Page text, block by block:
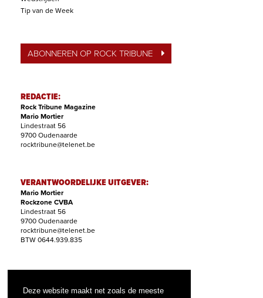
Deze website maakt net zoals de meeste
Tip van de Week
ABONNEREN OP ROCK TRIBUNE
REDACTIE:
Rock Tribune Magazine
Mario Mortier
Lindestraat 56
9700 Oudenaarde
rocktribune@telenet.be
VERANTWOORDELIJKE UITGEVER:
Mario Mortier
Rockzone CVBA
Lindestraat 56
9700 Oudenaarde
rocktribune@telenet.be
BTW 0644.939.835
Filip Nollet